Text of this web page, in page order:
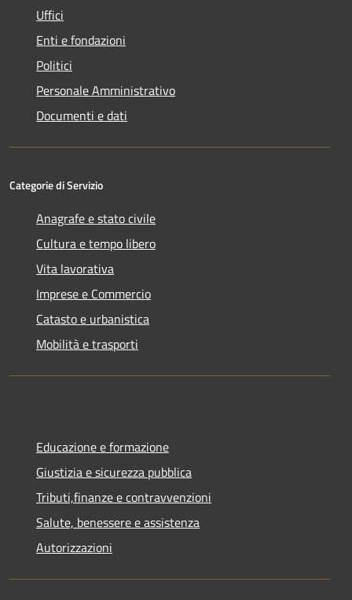
Uffici
Enti e fondazioni
Politici
Personale Amministrativo
Documenti e dati
Categorie di Servizio
Anagrafe e stato civile
Cultura e tempo libero
Vita lavorativa
Imprese e Commercio
Catasto e urbanistica
Mobilità e trasporti
Educazione e formazione
Giustizia e sicurezza pubblica
Tributi,finanze e contravvenzioni
Salute, benessere e assistenza
Autorizzazioni